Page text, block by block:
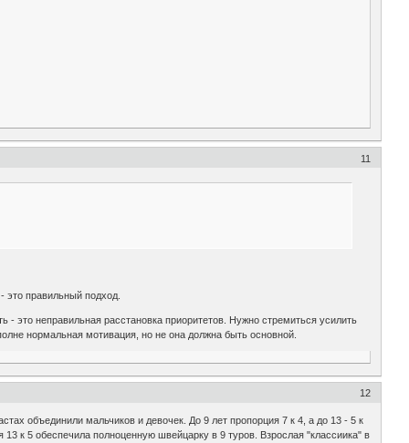
11
это правильный подход.
- это неправильная расстановка приоритетов. Нужно стремиться усилить
нормальная мотивация, но не она должна быть основной.
12
объединили мальчиков и девочек. До 9 лет пропорция 7 к 4, а до 13 - 5 к
к 5 обеспечила полноценную швейцарку в 9 туров. Взрослая "классиика" в